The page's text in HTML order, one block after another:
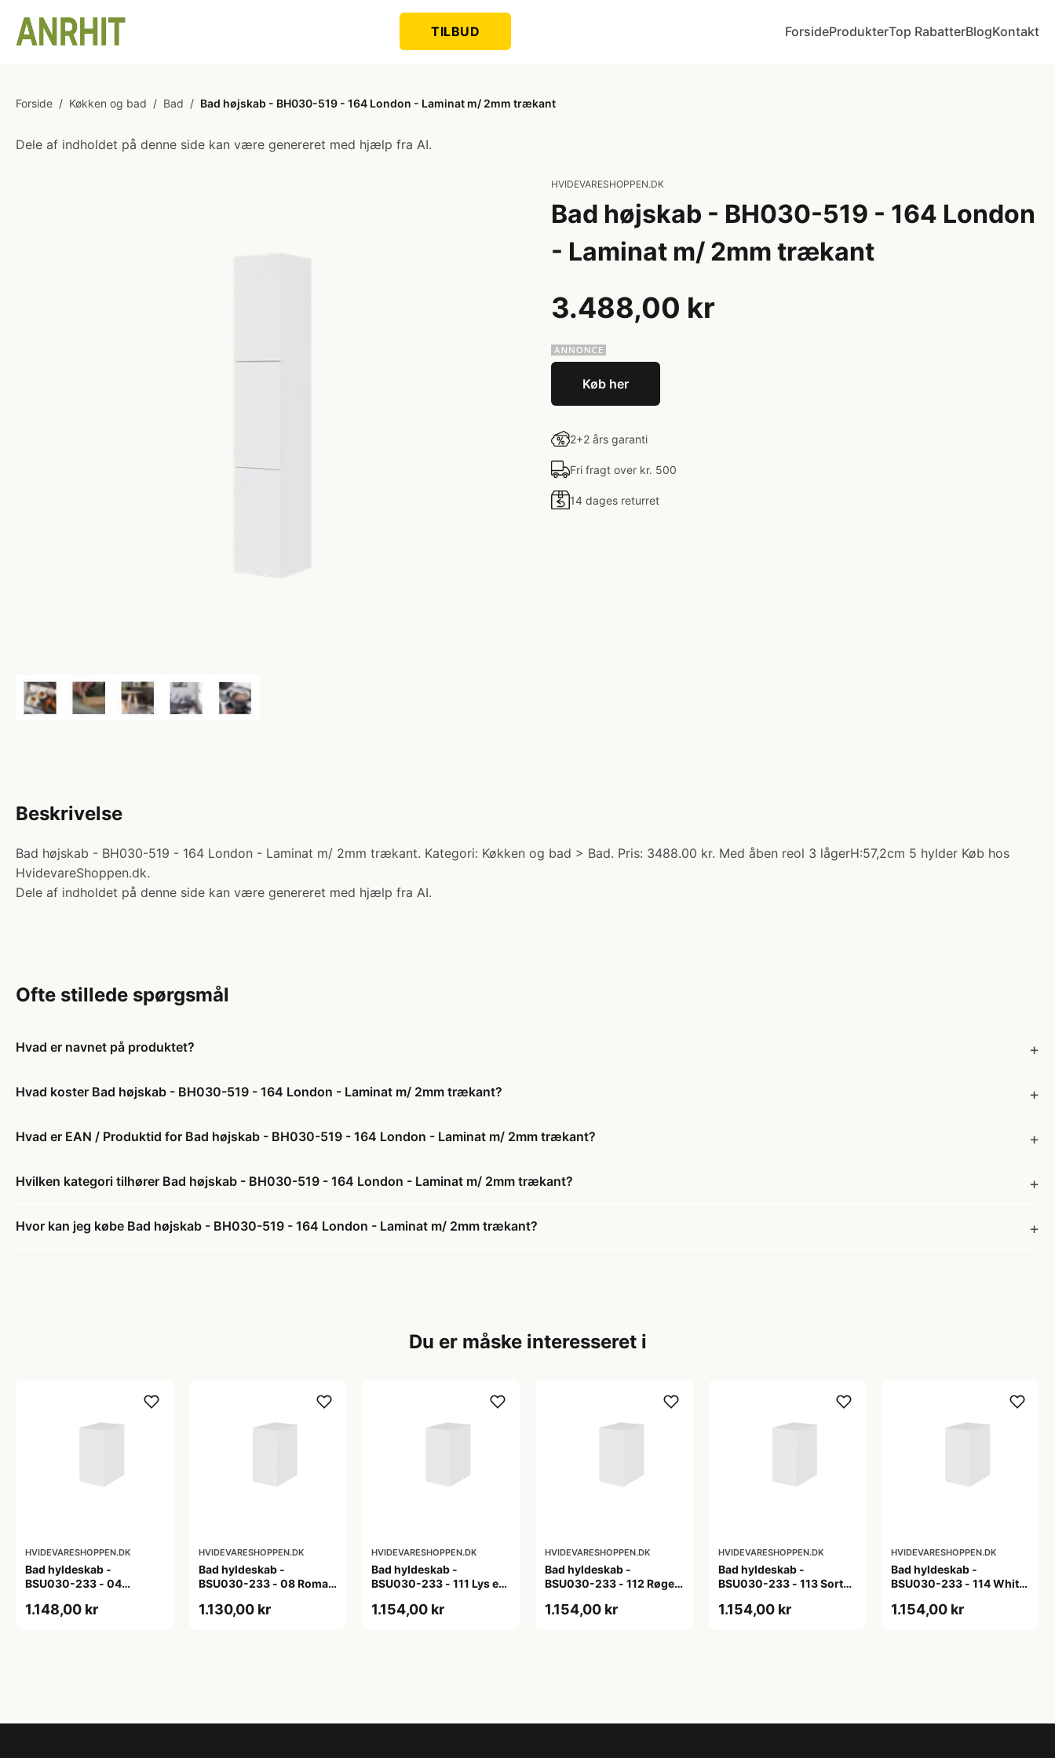
TILBUD ForsideProdukterTop RabatterBlogKontakt
Forside / Køkken og bad / Bad / Bad højskab - BH030-519 - 164 London - Laminat m/ 2mm trækant
Dele af indholdet på denne side kan være genereret med hjælp fra AI.
HVIDEVARESHOPPEN.DK
Bad højskab - BH030-519 - 164 London
- Laminat m/ 2mm trækant
3.488,00 kr
Køb her
2+2 års garanti
Fri fragt over kr. 500
14 dages returret
Beskrivelse
Bad højskab - BH030-519 - 164 London - Laminat m/ 2mm trækant. Kategori: Køkken og bad > Bad. Pris: 3488.00 kr. Med åben reol 3 lågerH:57,2cm 5 hylder Køb hos
HvidevareShoppen.dk.
Dele af indholdet på denne side kan være genereret med hjælp fra AI.
Ofte stillede spørgsmål
Hvad er navnet på produktet?
Hvad koster Bad højskab - BH030-519 - 164 London - Laminat m/ 2mm trækant?
Hvad er EAN / Produktid for Bad højskab - BH030-519 - 164 London - Laminat m/ 2mm trækant?
Hvilken kategori tilhører Bad højskab - BH030-519 - 164 London - Laminat m/ 2mm trækant?
Hvor kan jeg købe Bad højskab - BH030-519 - 164 London - Laminat m/ 2mm trækant?
Du er måske interesseret i
HVIDEVARESHOPPEN.DK
Bad hyldeskab -
BSU030-233 - 04
1.148,00 kr
HVIDEVARESHOPPEN.DK
Bad hyldeskab -
BSU030-233 - 08 Roma -
1.130,00 kr
HVIDEVARESHOPPEN.DK
Bad hyldeskab -
BSU030-233 - 111 Lys eg
1.154,00 kr
HVIDEVARESHOPPEN.DK
Bad hyldeskab -
BSU030-233 - 112 Røget
1.154,00 kr
HVIDEVARESHOPPEN.DK
Bad hyldeskab -
BSU030-233 - 113 Sort
1.154,00 kr
HVIDEVARESHOPPEN.DK
Bad hyldeskab -
BSU030-233 - 114 White
ABS-kant
1.154,00 kr